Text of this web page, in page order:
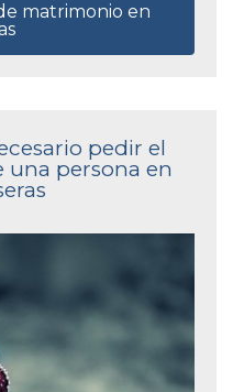
matrimonio en
pedir el
persona en